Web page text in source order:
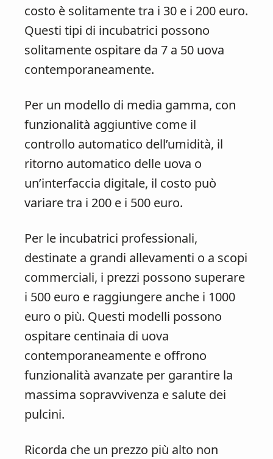
costo è solitamente tra i 30 e i 200 euro.
Questi tipi di incubatrici possono
solitamente ospitare da 7 a 50 uova
contemporaneamente.
Per un modello di media gamma, con
funzionalità aggiuntive come il
controllo automatico dell’umidità, il
ritorno automatico delle uova o
un’interfaccia digitale, il costo può
variare tra i 200 e i 500 euro.
Per le incubatrici professionali,
destinate a grandi allevamenti o a scopi
commerciali, i prezzi possono superare
i 500 euro e raggiungere anche i 1000
euro o più. Questi modelli possono
ospitare centinaia di uova
contemporaneamente e offrono
funzionalità avanzate per garantire la
massima sopravvivenza e salute dei
pulcini.
Ricorda che un prezzo più alto non